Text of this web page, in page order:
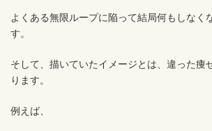
よくある無限ループに陥って結局何もしなく
す。
そして、描いていたイメージとは、違った痩
ります。
例えば、